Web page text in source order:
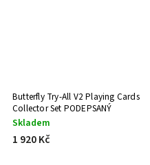
Butterfly Try-All V2 Playing Cards
Collector Set PODEPSANÝ
Skladem
1 920 Kč